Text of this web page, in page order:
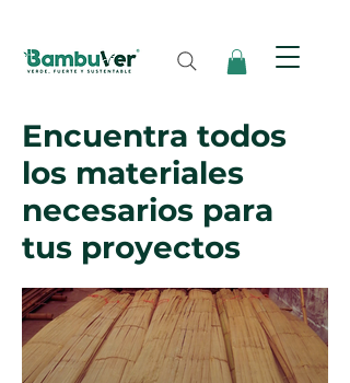
Encuentra todos
los materiales
necesarios para
tus proyectos